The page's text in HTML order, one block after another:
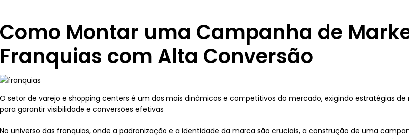
Como Montar uma Campanha de
Franquias com Alta Conversão
O setor de varejo e shopping centers é um dos mais dinâmicos e competitivos do mercado, exigindo estratégias
para garantir visibilidade e conversões efetivas.
No universo das franquias, onde a padronização e a identidade da marca são cruciais, a construção de uma